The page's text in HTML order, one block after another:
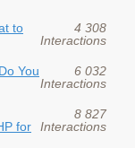
to
4 308
Interactions
You
6 032
Interactions
for
8 827
Interactions